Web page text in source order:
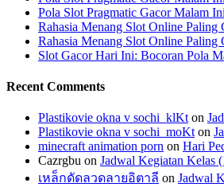
Pola Slot Pragmatic Gacor Malam
Rahasia Menang Slot Online Paling
Rahasia Menang Slot Online Paling
Slot Gacor Hari Ini: Bocoran Pola
Recent Comments
Plastikovie okna v sochi_klKt on
Plastikovie okna v sochi_moKt on
minecraft animation porn on Hari
Cazrgbu on Jadwal Kegiatan Kelas
เหล็กดัดลวดลายอิตาลี on Jadwal